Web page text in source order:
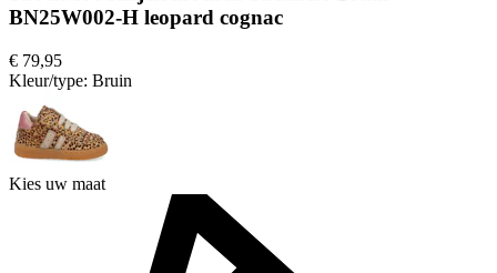
BN25W002-H leopard cognac
€ 79,95
Kleur/type: Bruin
Kies uw maat